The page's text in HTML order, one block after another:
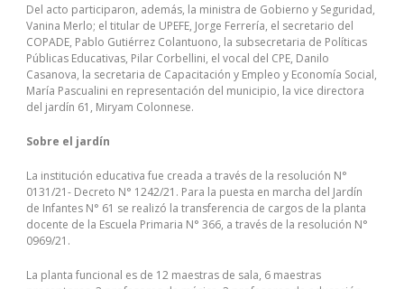
Del acto participaron, además, la ministra de Gobierno y Seguridad,
Vanina Merlo; el titular de UPEFE, Jorge Ferrería, el secretario del
COPADE, Pablo Gutiérrez Colantuono, la subsecretaria de Políticas
Públicas Educativas, Pilar Corbellini, el vocal del CPE, Danilo
Casanova, la secretaria de Capacitación y Empleo y Economía Social,
María Pascualini en representación del municipio, la vice directora
del jardín 61, Miryam Colonnese.
Sobre el jardín
La institución educativa fue creada a través de la resolución N°
0131/21- Decreto N° 1242/21. Para la puesta en marcha del Jardín
de Infantes N° 61 se realizó la transferencia de cargos de la planta
docente de la Escuela Primaria N° 366, a través de la resolución N°
0969/21.
La planta funcional es de 12 maestras de sala, 6 maestras